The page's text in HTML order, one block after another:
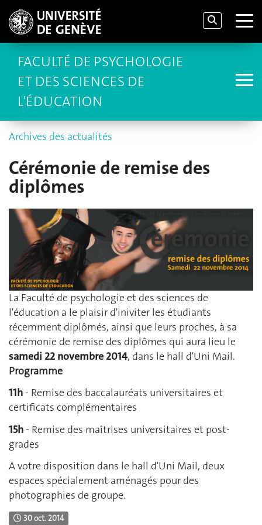
FACULTÉ DE PSYCHOLOGIE
ET DES SCIENCES DE
L'ÉDUCATION
Archives des actualités
Cérémonie de remise des
diplômes
La Faculté de psychologie et des sciences de
l'éducation a le plaisir d'iniviter les étudiants
récemment diplômés, ainsi que leurs proches, à sa
cérémonie de remise des diplômes qui aura lieu le
samedi 22 novembre 2014, dans le hall d'Uni Mail.
Programme
11h- Remise des baccalauréats universitaires et
certificats complémentaires
15h- Remise des maîtrises universitaires et post-
grades
A votre disposition dans le hall d'Uni Mail, deux
espaces spécialement aménagés pour des
photographies de groupe.
30 oct. 2014